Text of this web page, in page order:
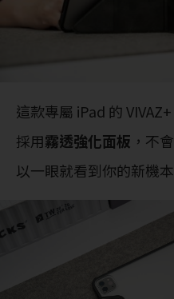
這款專屬 iPad 的
採用霧透強化面板 ，不
以一眼就看到你的新機